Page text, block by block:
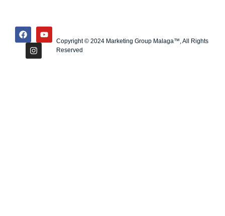
Copyright © 2024 Marketing Group Malaga™, All Rights
Reserved